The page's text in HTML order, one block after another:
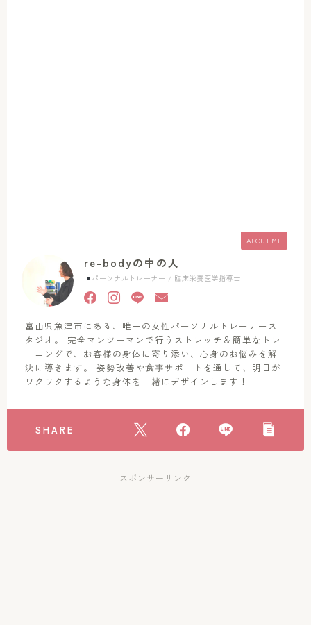
ABOUT ME
re-bodyの中の人
パーソナルトレーナー / 臨床栄養医学指導士
富山県魚津市にある、唯一の女性パーソナルトレーナース
タジオ。 完全マンツーマンで行うストレッチ＆簡単なトレ
ーニングで、お客様の身体に寄り添い、心身のお悩みを解
決に導きます。 姿勢改善や食事サポートを通して、明日が
ワクワクするような身体を一緒にデザインします！
SHARE
スポンサーリンク